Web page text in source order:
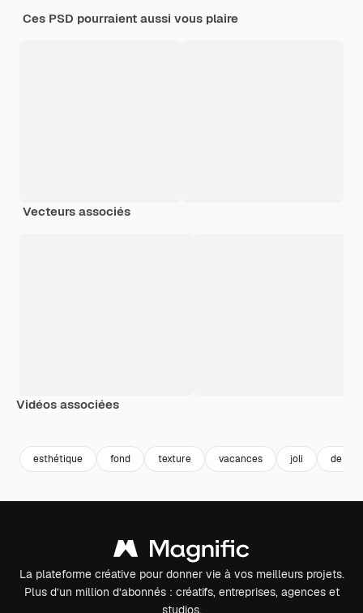
Ces PSD pourraient aussi vous plaire
Vecteurs associés
Vidéos associées
esthétique fond texture vacances joli de luxe
La plateforme créative pour donner vie à vos meilleurs projets.
Plus d’un million d’abonnés : créatifs, entreprises, agences et
studios.